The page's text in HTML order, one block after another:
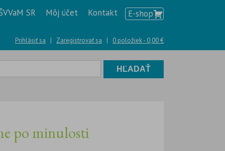
SR Môj účet Kontakt E-shop
Prihlásiť sa | Zaregistrovať sa | 0 položiek - 0,00€
po minulosti